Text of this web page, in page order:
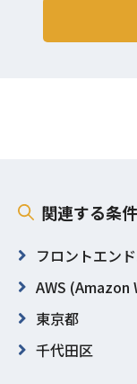
関連する条
フロントエン
AWS
東京都
千代田区